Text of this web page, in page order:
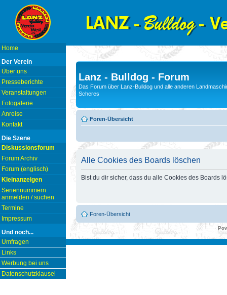
Home
Der Verein
Über uns
Presseberichte
Veranstaltungen
Fotogalerie
Anreise
Kontakt
Die Szene
Diskussionsforum
Forum Archiv
Forum (englisch)
Kleinanzeigen
Seriennummern
anmelden / suchen
Termine
Impressum
Und noch...
Umfragen
Links
Werbung bei uns
Datenschutzklausel
Lanz - Bulldog - Forum
Das Forum über Lanz-Bulldog und alle anderen
Scheres
Foren-Übersicht
Alle Cookies des Boards löschen
Bist du dir sicher, dass du alle Cookies des Boards
Foren-Übersicht